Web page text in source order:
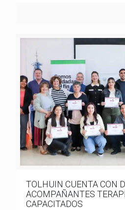
TOLHUIN CUENTA CON
ACOMPAÑANTES
CAPACITADOS